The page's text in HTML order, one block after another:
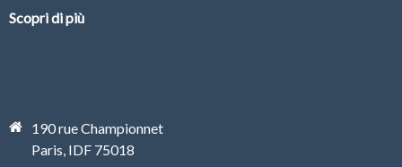
Scopri di più
190 rue Championnet
Paris, IDF 75018